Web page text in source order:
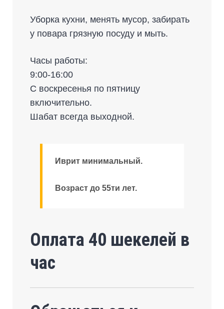
Уборка кухни, менять мусор, забирать
у повара грязную посуду и мыть.
Часы работы:
9:00-16:00
С воскресенья по пятницу
включительно.
Шабат всегда выходной.
Иврит минимальный.
Возраст до 55ти лет.
Оплата 40 шекелей в
час